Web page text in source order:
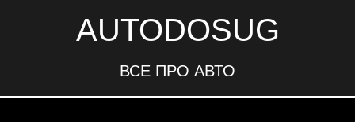
AUTODOSUG
ВСЕ ПРО АВТО